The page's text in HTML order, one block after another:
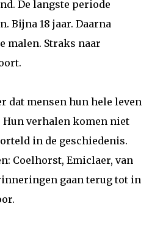
De langste periode
Bijna 18 jaar. Daarna
malen. Straks naar
dat mensen hun hele leven
Hun verhalen komen niet
in de geschiedenis.
Coelhorst, Emiclaer, van
gaan terug tot in